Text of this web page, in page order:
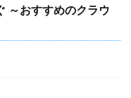
～おすすめのクラウ